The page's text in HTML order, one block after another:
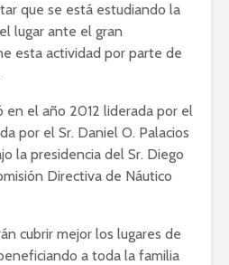
que se está estudiando la
lugar ante el gran
esta actividad por parte de
en el año 2012 liderada por el
por el Sr. Daniel O. Palacios
la presidencia del Sr. Diego
Directiva de Náutico
cubrir mejor los lugares de
a toda la familia